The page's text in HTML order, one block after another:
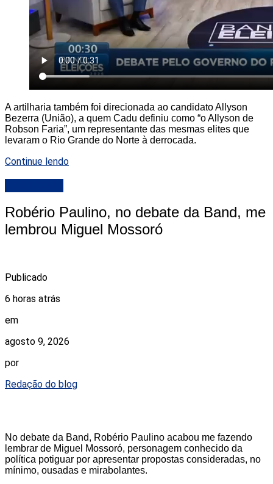
A artilharia também foi direcionada ao candidato Allyson
Bezerra (União), a quem Cadu definiu como “o Allyson de
Robson Faria”, um representante das mesmas elites que
levaram o Rio Grande do Norte à derrocada.
Continue lendo
Robério Paulino, no debate da Band, me
lembrou Miguel Mossoró
Publicado
6 horas atrás
em
agosto 9, 2026
por
Redação do blog
No debate da Band, Robério Paulino acabou me fazendo
lembrar de Miguel Mossoró, personagem conhecido da
política potiguar por apresentar propostas consideradas, no
mínimo, ousadas e mirabolantes.